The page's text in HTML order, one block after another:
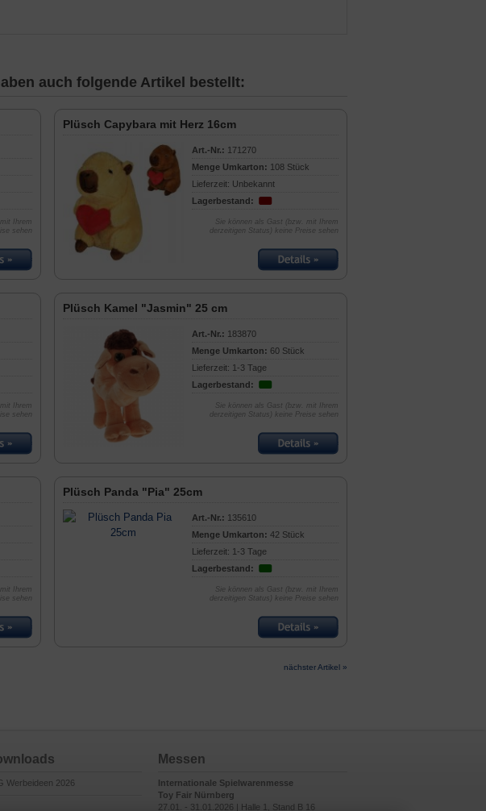
auch folgende Artikel bestellt:
Ihrem
sehen
Plüsch Capybara mit Herz 16cm
Art.-Nr.: 171270
Menge Umkarton: 108 Stück
Lieferzeit: Unbekannt
Lagerbestand:
Sie können als Gast (bzw. mit Ihrem
derzeitigen Status) keine Preise sehen
Ihrem
sehen
Plüsch Kamel "Jasmin" 25 cm
Art.-Nr.: 183870
Menge Umkarton: 60 Stück
Lieferzeit: 1-3 Tage
Lagerbestand:
Sie können als Gast (bzw. mit Ihrem
derzeitigen Status) keine Preise sehen
Ihrem
sehen
Plüsch Panda "Pia" 25cm
Art.-Nr.: 135610
Menge Umkarton: 42 Stück
Lieferzeit: 1-3 Tage
Lagerbestand:
Sie können als Gast (bzw. mit Ihrem
derzeitigen Status) keine Preise sehen
nächster Artikel »
Werbeideen 2026
Messen
Internationale Spielwarenmesse
Toy Fair Nürnberg
27.01. - 31.01.2026 | Halle 1, Stand B 16